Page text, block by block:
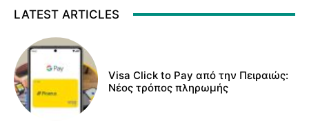
LATEST ARTICLES
Visa Click to Pay από την Πειραιώς:
Νέος τρόπος πληρωμής